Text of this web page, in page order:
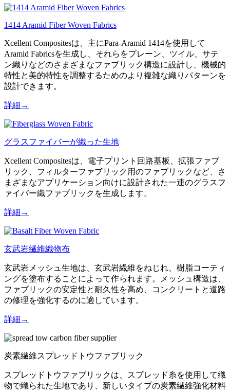
1414 Aramid Fiber Woven Fabrics
Xcellent Compositesは、主にPara-Aramid 1414を使用して
Aramid Fabricsを生成し、それらをプレーン、ツイル、サテ
ン織りなどのさまざまなファブリック構造に設計し、機械的
特性と美的特性を調整するためのより複雑な織りパターンを
設計できます。
詳細→
グラスファイバーが織った生地
Xcellent Compositesは、電子プリント回路基板、拡張ファブ
リック、フィルターファブリック用のファブリックなど、さ
まざまなアプリケーション向けに設計された一連のグラスフ
ァイバー織ファブリックを生成します。
詳細→
玄武岩繊維織物布
玄武岩メッシュ生地は、玄武岩繊維をねじれ、樹脂コーティ
ングを塗布することによって作られます。メッシュ構造は、
ファブリックの安定性と耐久性を高め、コンクリートと道路
の修理を強化するのに適しています。
詳細→
炭素繊維スプレッドトウファブリック
スプレッドトウファブリックは、スプレッド糸を使用して織
物で織られた生地であり、新しいタイプの炭素繊維強化材料